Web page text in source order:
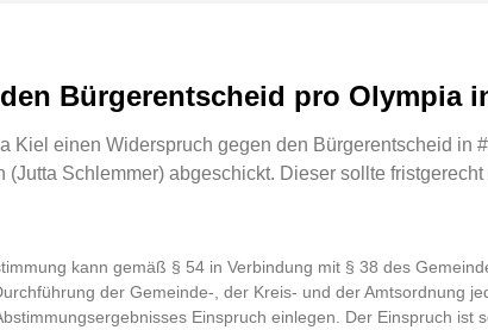
Bürgerentscheid pro Olympia
Kiel einen Widerspruch gegen den Bürgerentscheid in
(Jutta Schlemmer) abgeschickt. Dieser sollte
kann gemäß § 54 in Verbindung mit § 38 des
der Gemeinde-, der Kreis- und der Amtsordnung
Einspruch einlegen. Der Einspruch ist